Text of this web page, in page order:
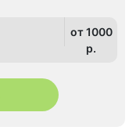
от 1000
p.